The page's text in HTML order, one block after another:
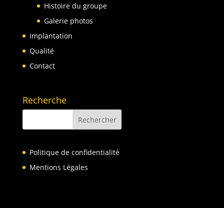
Histoire du groupe
Galerie photos
Implantation
Qualité
Contact
Recherche
Politique de confidentialité
Mentions Légales